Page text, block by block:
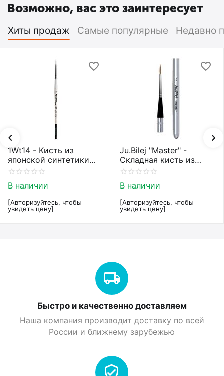
Возможно, вас это заинтересует
Хиты продаж Самые популярные Недавно
1Wt14 - Кисть из
японской синтетики
Roubloff restyle White
В наличии
[Авторизуйтесь, чтобы
увидеть цену]
Ju.Bilej "Master" -
Складная кисть из
колонка от Юлии Билей
В наличии
[Авторизуйтесь, чтобы
увидеть цену]
Быстро и качественно доставляем
Наша компания производит доставку по всей
России и ближнему зарубежью